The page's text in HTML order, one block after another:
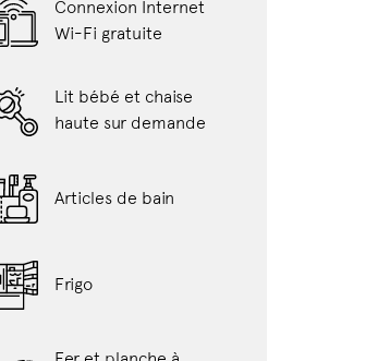
Connexion Internet
Wi-Fi gratuite
Lit bébé et chaise
haute sur demande
Articles de bain
Frigo